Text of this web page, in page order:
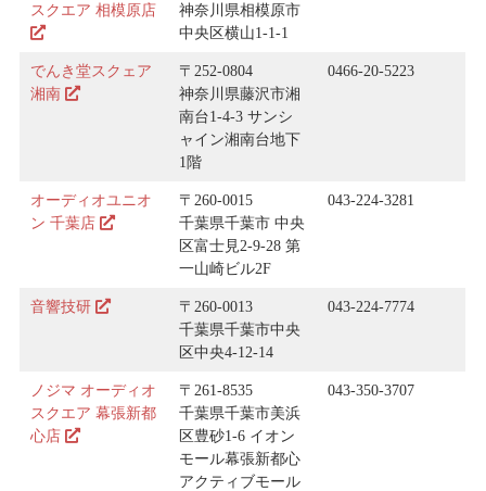
スクエア 相模原店
神奈川県相模原市
中央区横山1-1-1
でんき堂スクェア
湘南
〒252-0804
神奈川県藤沢市湘
南台1-4-3 サンシ
ャイン湘南台地下
1階
0466-20-5223
オーディオユニオ
ン 千葉店
〒260-0015
千葉県千葉市 中央
区富士見2-9-28 第
一山崎ビル2F
043-224-3281
音響技研
〒260-0013
千葉県千葉市中央
区中央4-12-14
043-224-7774
ノジマ オーディオ
スクエア 幕張新都
心店
〒261-8535
千葉県千葉市美浜
区豊砂1-6 イオン
モール幕張新都心
アクティブモール
043-350-3707